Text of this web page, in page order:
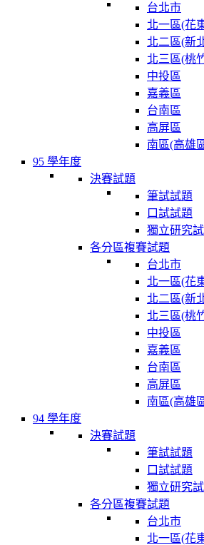
台北市
北一區(花
北二區(新
北三區(桃
中投區
嘉義區
台南區
高屏區
南區(高雄
95 學年度
決賽試題
筆試試題
口試試題
獨立研究
各分區複賽試題
台北市
北一區(花
北二區(新
北三區(桃
中投區
嘉義區
台南區
高屏區
南區(高雄
94 學年度
決賽試題
筆試試題
口試試題
獨立研究
各分區複賽試題
台北市
北一區(花